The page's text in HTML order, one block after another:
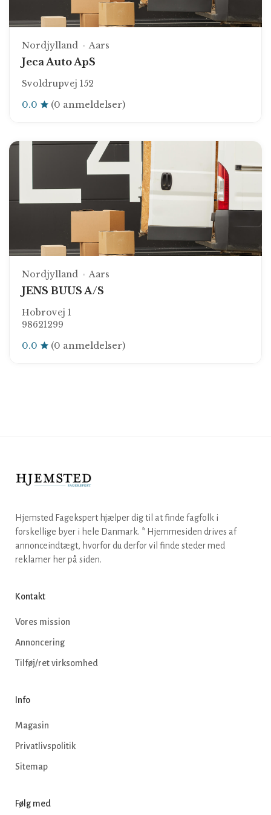
Nordjylland Aars
Jeca Auto ApS
Svoldrupvej 152
0.0 (0 anmeldelser)
Nordjylland Aars
JENS BUUS A/S
Hobrovej 1
98621299
0.0 (0 anmeldelser)
Hjemsted Fagekspert hjælper dig til at finde fagfolk i
forskellige byer i hele Danmark. * Hjemmesiden drives af
annonceindtægt, hvorfor du derfor vil finde steder med
reklamer her på siden.
Kontakt
Vores mission
Annoncering
Tilføj/ret virksomhed
Info
Magasin
Privatlivspolitik
Sitemap
Følg med